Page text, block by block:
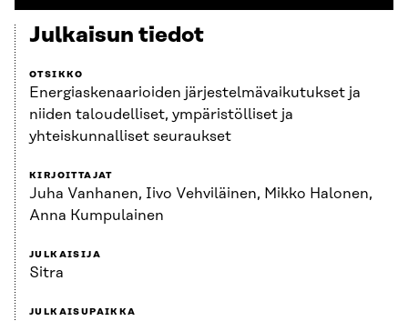
Julkaisun tiedot
OTSIKKO
Energiaskenaarioiden järjestelmävaikutukset ja
niiden taloudelliset, ympäristölliset ja
yhteiskunnalliset seuraukset
KIRJOITTAJAT
Juha Vanhanen, Iivo Vehviläinen, Mikko Halonen,
Anna Kumpulainen
JULKAISIJA
Sitra
JULKAISUPAIKKA